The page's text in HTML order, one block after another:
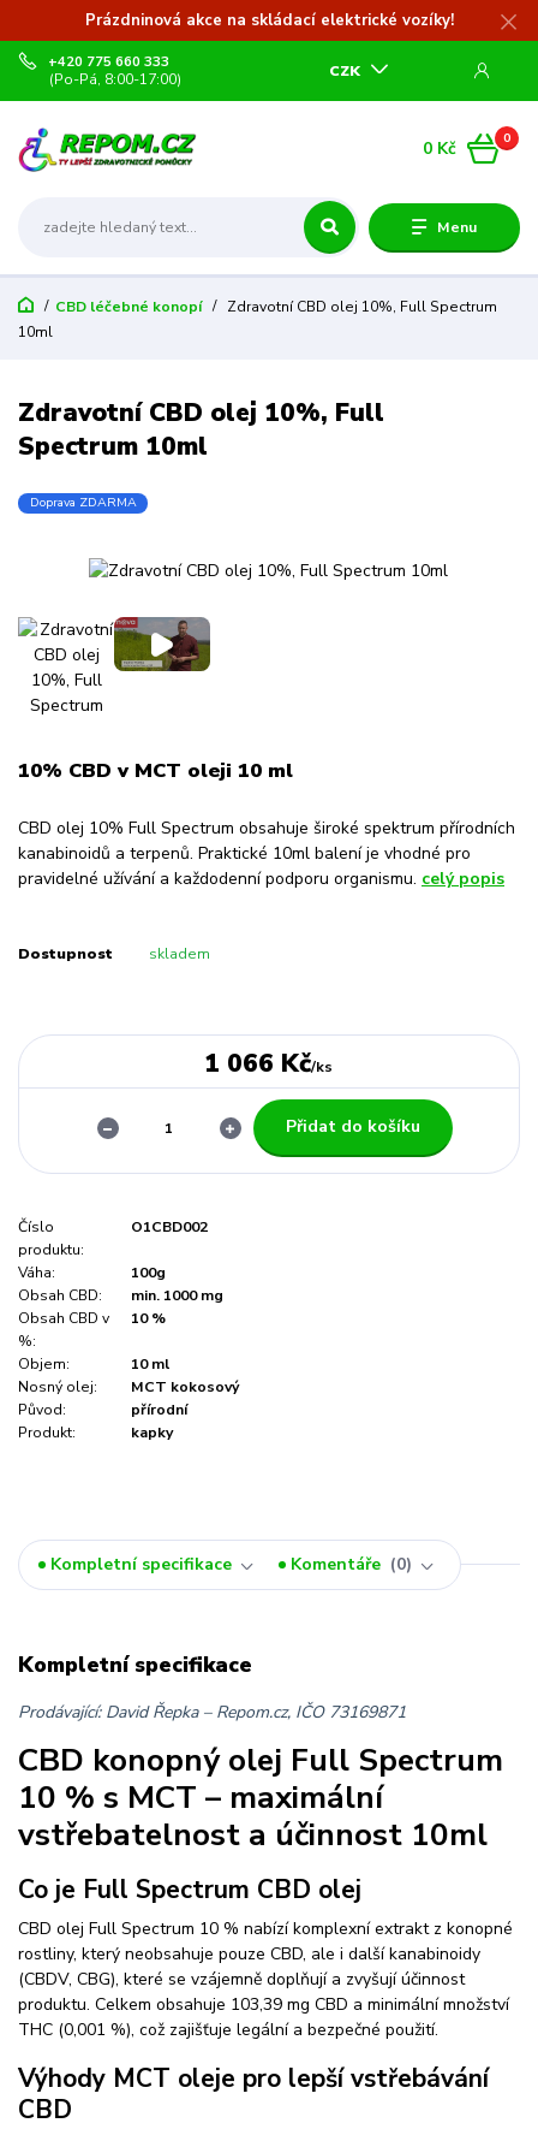
Prázdninová akce na skládací elektrické vozíky!
Menu
CZK
+420 775 660 333
(Po-Pá, 8:00-17:00)
0
0 Kč
CBD léčebné konopí
Zdravotní CBD olej 10%, Full Spectrum
10ml
Zdravotní CBD olej 10%, Full
Spectrum 10ml
Doprava ZDARMA
10% CBD v MCT oleji 10 ml
CBD olej 10% Full Spectrum obsahuje široké spektrum přírodních
kanabinoidů a terpenů. Praktické 10ml balení je vhodné pro
pravidelné užívání a každodenní podporu organismu. celý popis
Dostupnost skladem
1 066 Kč/ks
Přidat do košíku
Číslo
produktu:
O1CBD002
Váha:
100g
Obsah CBD:
min. 1000 mg
Obsah CBD v
%:
10 %
Objem:
10 ml
Nosný olej:
MCT kokosový
Původ:
přírodní
Produkt:
kapky
Kompletní specifikace Komentáře 0
Kompletní specifikace
Prodávající: David Řepka – Repom.cz, IČO 73169871
CBD konopný olej Full Spectrum
10 % s MCT – maximální
vstřebatelnost a účinnost 10ml
Co je Full Spectrum CBD olej
CBD olej Full Spectrum 10 % nabízí komplexní extrakt z konopné
rostliny, který neobsahuje pouze CBD, ale i další kanabinoidy
(CBDV, CBG), které se vzájemně doplňují a zvyšují účinnost
produktu. Celkem obsahuje 103,39 mg CBD a minimální množství
THC (0,001 %), což zajišťuje legální a bezpečné použití.
Výhody MCT oleje pro lepší vstřebávání
CBD